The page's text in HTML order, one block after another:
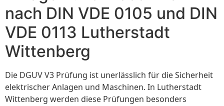
nach DIN VDE 0105 und DIN
VDE 0113 Lutherstadt
Wittenberg
Die DGUV V3 Prüfung ist unerlässlich für die Sicherheit
elektrischer Anlagen und Maschinen. In Lutherstadt
Wittenberg werden diese Prüfungen besonders